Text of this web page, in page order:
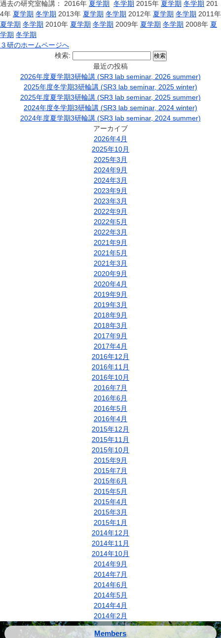
過去の研究室輪講： 2016年 夏学期 冬学期 2015年 夏学期 冬学期 201
4年 夏学期 冬学期 2013年 夏学期 冬学期 2012年 夏学期 冬学期 2011年
夏学期 冬学期 2010年 夏学期 冬学期 2009年 夏学期 冬学期 2008年 夏
学期 冬学期
３研のホームページへ
検索:
最近の投稿
2026年度夏学期3研輪講 (SR3 lab seminar, 2026 summer)
2025年度冬学期3研輪講 (SR3 lab seminar, 2025 winter)
2025年度夏学期3研輪講 (SR3 lab seminar, 2025 summer)
2024年度冬学期3研輪講 (SR3 lab seminar, 2024 winter)
2024年度夏学期3研輪講 (SR3 lab seminar, 2024 summer)
アーカイブ
2026年4月
2025年10月
2025年3月
2024年9月
2024年3月
2023年9月
2023年3月
2022年9月
2022年5月
2022年3月
2021年9月
2021年5月
2021年3月
2020年9月
2020年4月
2019年9月
2019年3月
2018年9月
2018年3月
2017年9月
2017年4月
2016年12月
2016年11月
2016年10月
2016年7月
2016年6月
2016年5月
2016年4月
2015年12月
2015年11月
2015年10月
2015年9月
2015年7月
2015年6月
2015年5月
2015年4月
2015年3月
2015年1月
2014年12月
2014年11月
2014年10月
2014年9月
2014年7月
2014年6月
2014年5月
2014年4月
2014年2月
Members